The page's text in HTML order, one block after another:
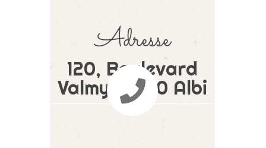
Adresse
120, Boulevard
Valmy 81000 Albi